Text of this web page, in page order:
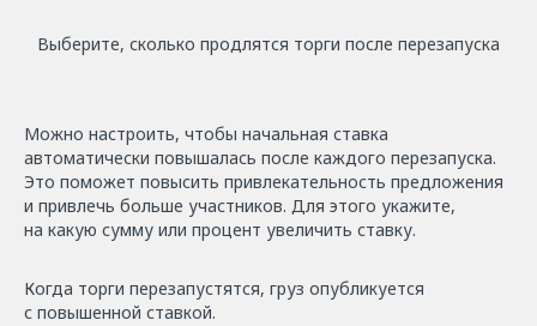
Выберите, сколько продлятся торги после перезапуска
Можно настроить, чтобы начальная ставка
автоматически повышалась после каждого перезапуска.
Это поможет повысить привлекательность предложения
и привлечь больше участников. Для этого укажите,
на какую сумму или процент увеличить ставку.
Когда торги перезапустятся, груз опубликуется
с повышенной ставкой.